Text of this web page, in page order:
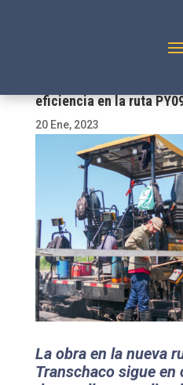
eficiencia en la ruta
20 Ene, 2023
La obra en la nueva
Transchaco sigue en